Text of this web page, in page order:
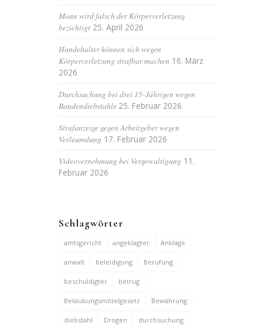
Mann wird falsch der Körperverletzung
bezichtigt 25. April 2026
Hundehalter können sich wegen
Körperverletzung strafbar machen 16. März
2026
Durchsuchung bei drei 15-Jährigen wegen
Bandendiebstahls 25. Februar 2026
Strafanzeige gegen Arbeitgeber wegen
Verleumdung 17. Februar 2026
Videovernehmung bei Vergewaltigung 11.
Februar 2026
Schlagwörter
amtsgericht angeklagter Anklage
anwalt beleidigung Berufung
beschuldigter betrug
Betäubungsmittelgesetz Bewährung
diebstahl Drogen durchsuchung